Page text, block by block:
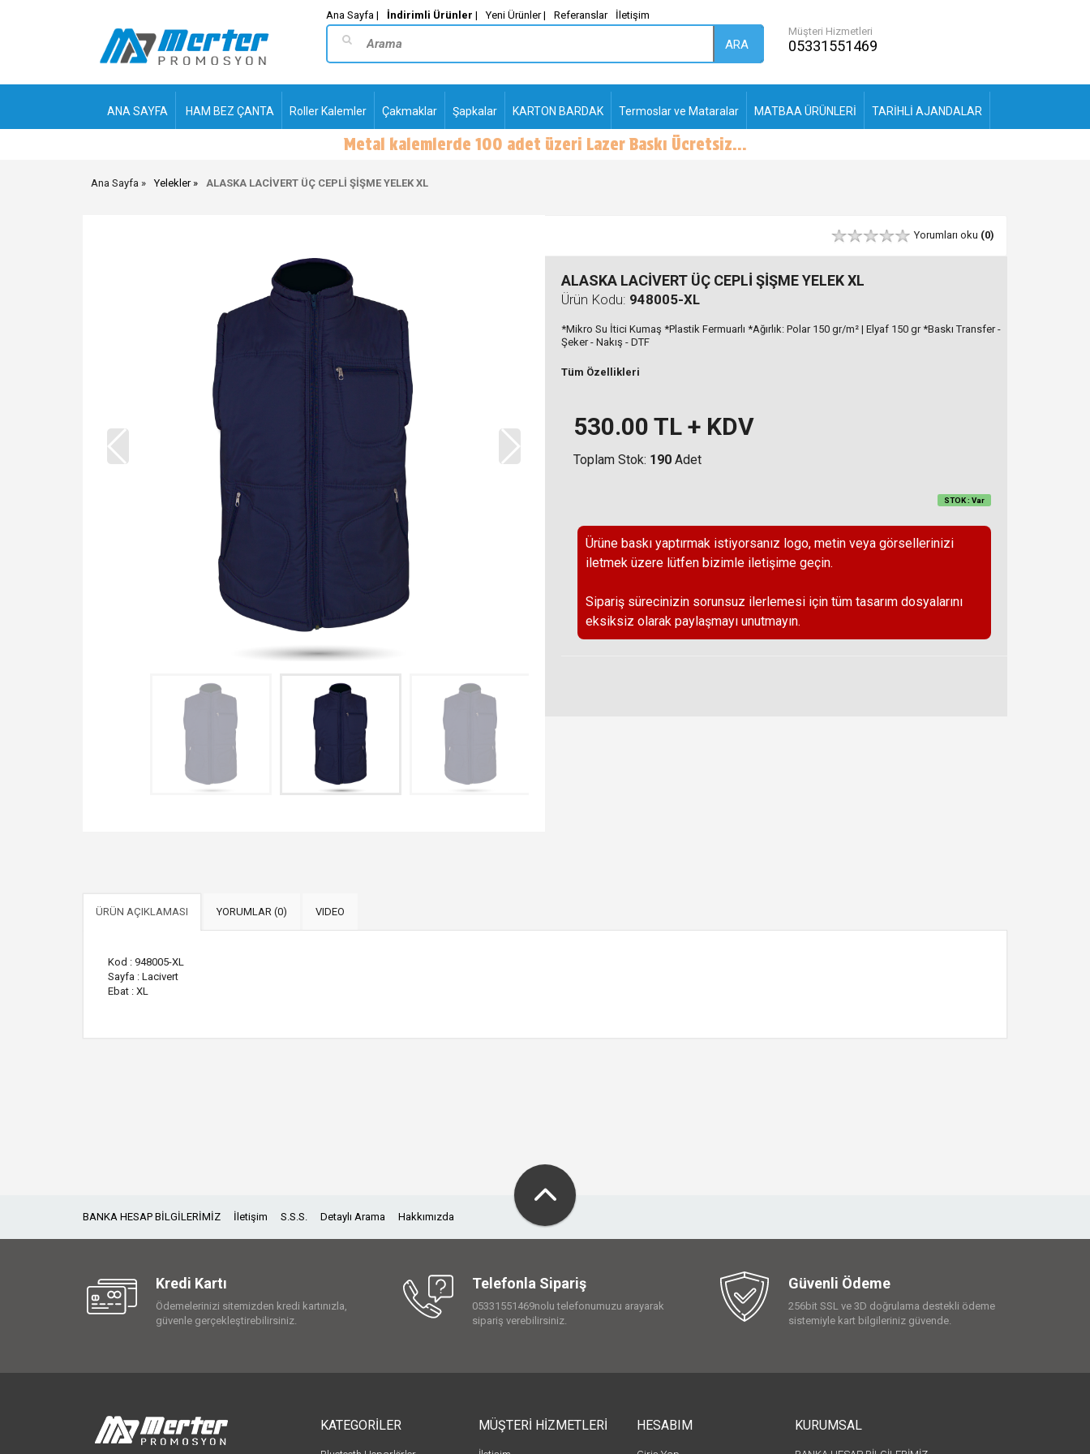
Ana Sayfa | İndirimli Ürünler | Yeni Ürünler | Referanslar İletişim
ARA
Müşteri Hizmetleri
05331551469
ANA SAYFA HAM BEZ ÇANTA Roller Kalemler Çakmaklar Şapkalar KARTON BARDAK Termoslar ve Mataralar MATBAA ÜRÜNLERİ TARİHLİ AJANDALAR
PLASTİK TÜKENMEZ
-
Ana Sayfa Yelekler ALASKA LACİVERT ÜÇ CEPLİ ŞİŞME YELEK XL
Yorumları oku (0)
ALASKA LACİVERT ÜÇ CEPLİ ŞİŞME YELEK XL
Ürün Kodu: 948005-XL
*Mikro Su İtici Kumaş *Plastik Fermuarlı *Ağırlık: Polar 150 gr/m² | Elyaf 150 gr *Baskı Transfer -
Şeker - Nakış - DTF
Tüm Özellikleri
530.00 TL + KDV
Toplam Stok: 190 Adet
STOK : Var
Ürüne baskı yaptırmak istiyorsanız logo, metin veya görsellerinizi
iletmek üzere lütfen bizimle iletişime geçin.
Sipariş sürecinizin sorunsuz ilerlemesi için tüm tasarım dosyalarını
eksiksiz olarak paylaşmayı unutmayın.
ÜRÜN AÇIKLAMASI YORUMLAR (0) VIDEO
Kod : 948005-XL
Sayfa : Lacivert
Ebat : XL
BANKA HESAP BİLGİLERİMİZ İletişim S.S.S. Detaylı Arama Hakkımızda
Kredi Kartı
Ödemelerinizi sitemizden kredi kartınızla,
güvenle gerçekleştirebilirsiniz.
Telefonla Sipariş
05331551469nolu telefonumuzu arayarak
sipariş verebilirsiniz.
Güvenli Ödeme
256bit SSL ve 3D doğrulama destekli ödeme
sistemiyle kart bilgileriniz güvende.
KATEGORİLER MÜŞTERİ HİZMETLERİ HESABIM KURUMSAL